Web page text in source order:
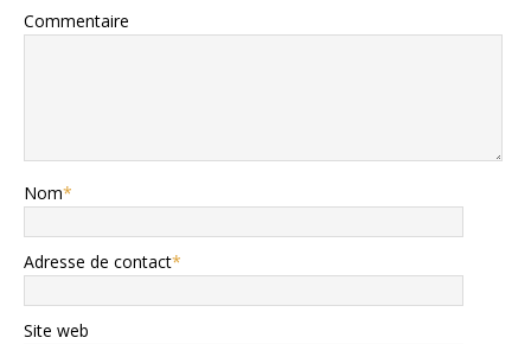
Commentaire
Nom*
Adresse de contact*
Site web